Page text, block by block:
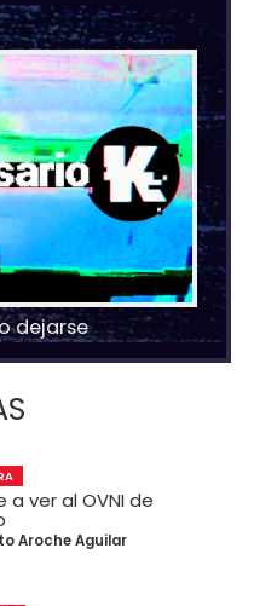
dejarse
a ver al OVNI de
Aroche Aguilar